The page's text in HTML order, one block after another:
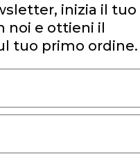
inizia il tuo
noi e ottieni il
tuo primo ordine.